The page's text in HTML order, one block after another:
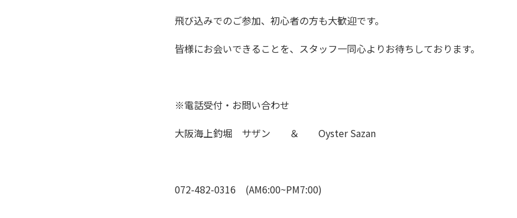
飛び込みでのご参加、初心者の方も大歓迎です。
皆様にお会いできることを、スタッフ一同心よりお待ちしております。
※電話受付・お問い合わせ
大阪海上釣堀 サザン ＆ Oyster Sazan
072-482-0316 (AM6:00~PM7:00)